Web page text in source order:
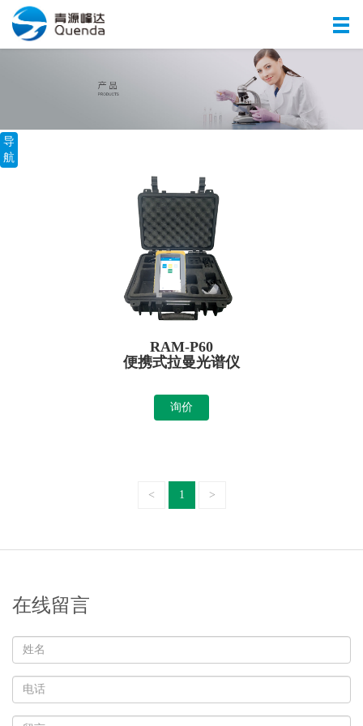
导
航
RAM-P60
便携式拉曼光谱仪
询价
< 1 >
在线留言